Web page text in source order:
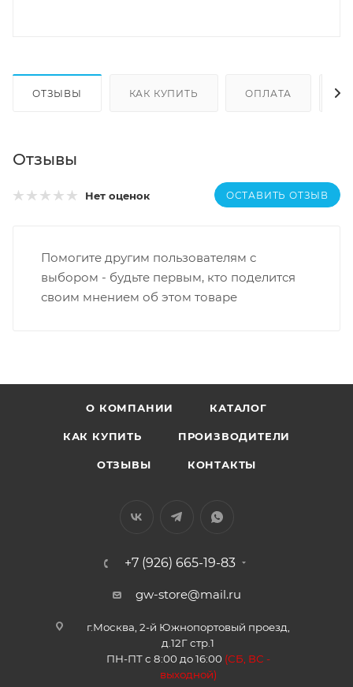
ОТЗЫВЫ КАК КУПИТЬ ОПЛАТА
Отзывы
Нет оценок ОСТАВИТЬ ОТЗЫВ
Помогите другим пользователям с
выбором - будьте первым, кто поделится
своим мнением об этом товаре
О КОМПАНИИ КАТАЛОГ
КАК КУПИТЬ ПРОИЗВОДИТЕЛИ
ОТЗЫВЫ КОНТАКТЫ
+7 (926) 665-19-83
gw-store@mail.ru
г.Москва, 2-й Южнопортовый проезд,
д.12Г стр.1
ПН-ПТ с 8:00 до 16:00 (СБ, ВС -
выходной)